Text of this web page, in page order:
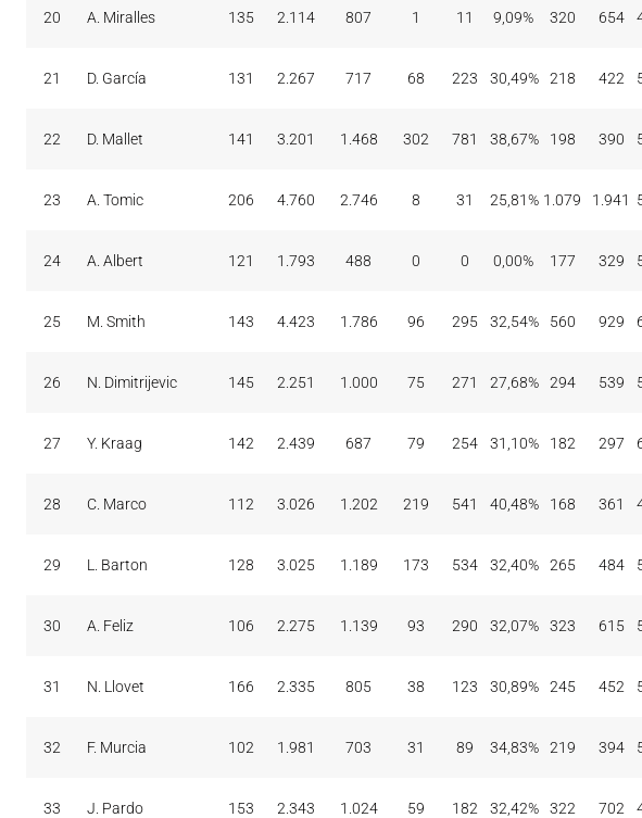
20 A. Miralles 135 2.114 807 1 11 9,09% 320 654
21 D. García 131 2.267 717 68 223 30,49% 218 422
22 D. Mallet 141 3.201 1.468 302 781 38,67% 198 390
23 A. Tomic 206 4.760 2.746 8 31 25,81% 1.079 1.941
24 A. Albert 121 1.793 488 0 0 0,00% 177 329
25 M. Smith 143 4.423 1.786 96 295 32,54% 560 929
26 N. Dimitrijevic 145 2.251 1.000 75 271 27,68% 294 539
27 Y. Kraag 142 2.439 687 79 254 31,10% 182 297
28 C. Marco 112 3.026 1.202 219 541 40,48% 168 361
29 L. Barton 128 3.025 1.189 173 534 32,40% 265 484
30 A. Feliz 106 2.275 1.139 93 290 32,07% 323 615
31 N. Llovet 166 2.335 805 38 123 30,89% 245 452
32 F. Murcia 102 1.981 703 31 89 34,83% 219 394
33 J. Pardo 153 2.343 1.024 59 182 32,42% 322 702